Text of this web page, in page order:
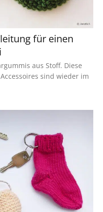
für einen
aus Stoff. Diese
sind wieder im